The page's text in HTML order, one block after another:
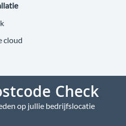
cloud
Check
op jullie bedrijfslocatie